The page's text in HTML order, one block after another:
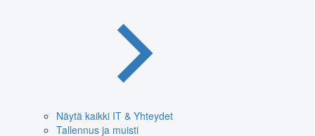
Näytä kaikki IT & Yhteydet
Tallennus ja muisti